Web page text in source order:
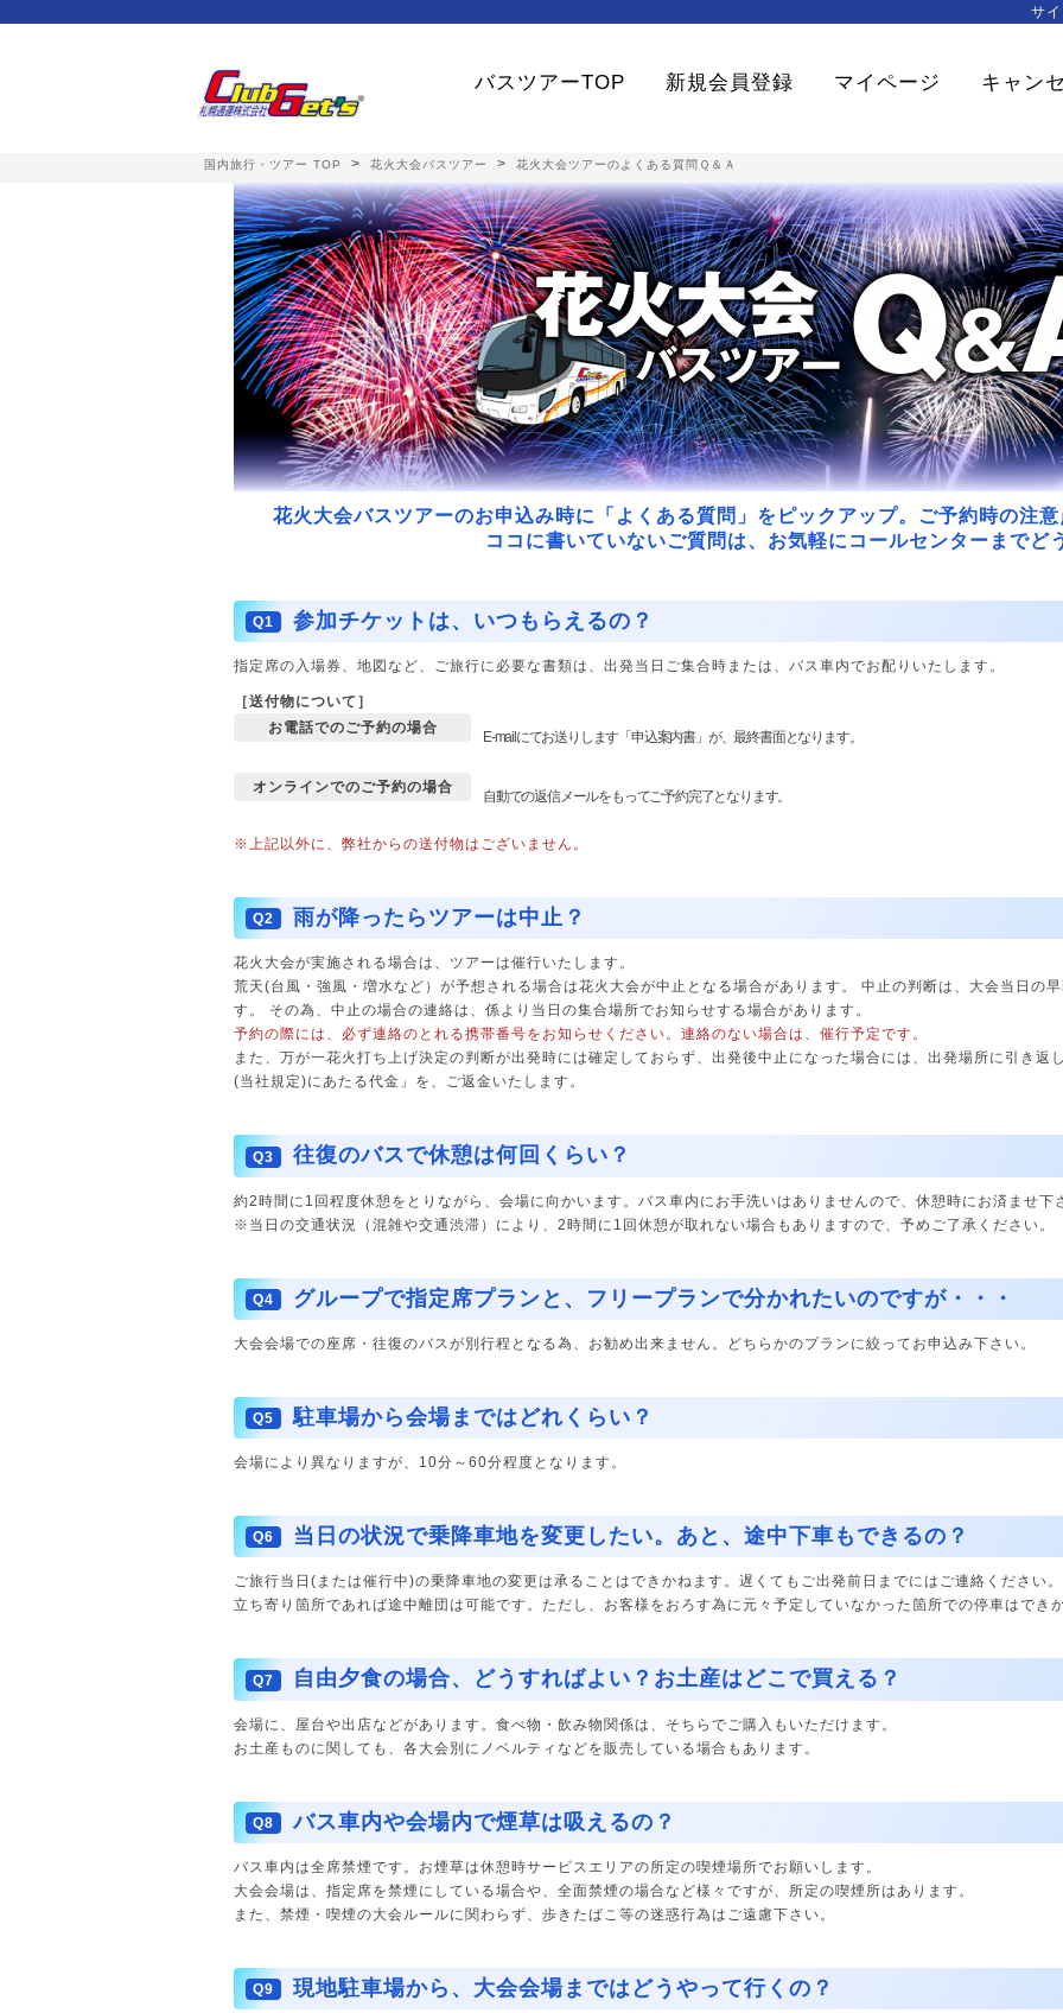
サ
バスツアーTOP 新規会員登録 マイページ キャン
国内旅行・ツアー TOP > 花火大会バスツアー > 花火大会ツアーのよくある質問Ｑ＆Ａ
花火大会バスツアーのお申込み時に「よくある質問」をピックアップ。 ご予約時の注
ココに書いていないご質問は、お気軽にコールセンターまでど
Q1 参加チケットは、いつもらえるの？
指定席の入場券、地図など、ご旅行に必要な書類は、出発当日ご集合時または、バス車内でお配りいたします。
［送付物について］
お電話でのご予約の場合
E-mailにてお送りします「申込案内書」が、最終書面となります。
オンラインでのご予約の場合
自動での返信メールをもってご予約完了となります。
※上記以外に、弊社からの送付物はございません。
Q2 雨が降ったらツアーは中止？
花火大会が実施される場合は、ツアーは催行いたします。
荒天(台風・強風・増水など）が予想される場合は花火大会が中止となる場合があります。 中止の判断は、大会当日の
す。 その為、中止の場合の連絡は、係より当日の集合場所でお知らせする場合があります。
予約の際には、必ず連絡のとれる携帯番号をお知らせください。連絡のない場合は、催行予定です。
また、万が一花火打ち上げ決定の判断が出発時には確定しておらず、出発後中止になった場合には、出発場所に引き返
(当社規定)にあたる代金」を、ご返金いたします。
Q3 往復のバスで休憩は何回くらい？
約2時間に1回程度休憩をとりながら、会場に向かいます。バス車内にお手洗いはありませんので、休憩時にお済ませ下
※当日の交通状況（混雑や交通渋滞）により、2時間に1回休憩が取れない場合もありますので、予めご了承ください。
Q4 グループで指定席プランと、フリープランで分かれたいのですが・・・
大会会場での座席・往復のバスが別行程となる為、お勧め出来ません。どちらかのプランに絞ってお申込み下さい。
Q5 駐車場から会場まではどれくらい？
会場により異なりますが、10分～60分程度となります。
Q6 当日の状況で乗降車地を変更したい。あと、途中下車もできるの？
ご旅行当日(または催行中)の乗降車地の変更は承ることはできかねます。遅くてもご出発前日までにはご連絡ください。
立ち寄り箇所であれば途中離団は可能です。ただし、お客様をおろす為に元々予定していなかった箇所での停車はでき
Q7 自由夕食の場合、どうすればよい？お土産はどこで買える？
会場に、屋台や出店などがあります。食べ物・飲み物関係は、そちらでご購入もいただけます。
お土産ものに関しても、各大会別にノベルティなどを販売している場合もあります。
Q8 バス車内や会場内で煙草は吸えるの？
バス車内は全席禁煙です。お煙草は休憩時サービスエリアの所定の喫煙場所でお願いします。
大会会場は、指定席を禁煙にしている場合や、全面禁煙の場合など様々ですが、所定の喫煙所はあります。
また、禁煙・喫煙の大会ルールに関わらず、歩きたばこ等の迷惑行為はご遠慮下さい。
Q9 現地駐車場から、大会会場まではどうやって行くの？